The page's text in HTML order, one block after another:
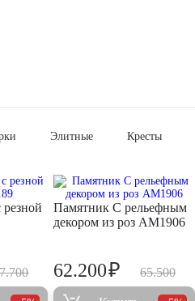
Элитные Кресты
Памятник С рельефным
декором из роз AM1906
65.500
62.200₽